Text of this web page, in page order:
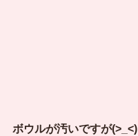
ボウルが汚いですが(>_<)